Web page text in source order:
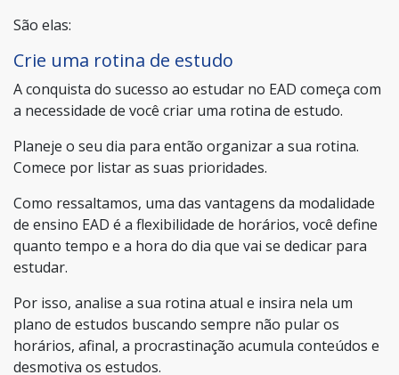
São elas:
Crie uma rotina de estudo
A conquista do sucesso ao estudar no EAD começa com
a necessidade de você criar uma rotina de estudo.
Planeje o seu dia para então organizar a sua rotina.
Comece por listar as suas prioridades.
Como ressaltamos, uma das vantagens da modalidade
de ensino EAD é a flexibilidade de horários, você define
quanto tempo e a hora do dia que vai se dedicar para
estudar.
Por isso, analise a sua rotina atual e insira nela um
plano de estudos buscando sempre não pular os
horários, afinal, a procrastinação acumula conteúdos e
desmotiva os estudos.